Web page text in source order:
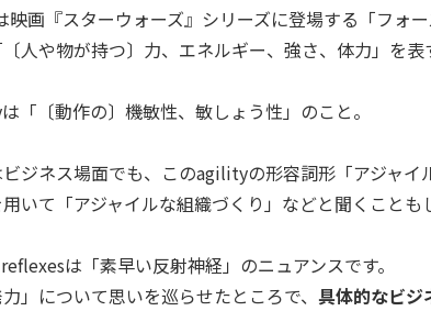
映画『スターウォーズ』シリーズに登場する「フォ
人や物が持つ〕力、エネルギー、強さ、体力」を表
「〔動作の〕機敏性、敏しょう性」のこと。
ジネス場面でも、このagilityの形容詞形「アジャ
いて「アジャイルな組織づくり」などと聞くことも
は「素早い反射神経」のニュアンスです。
力」について思いを巡らせたところで、 具体的なビジ